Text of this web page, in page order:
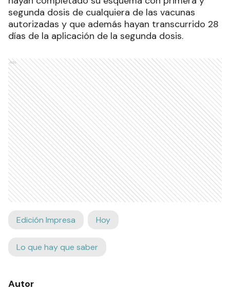
segunda dosis de cualquiera de las vacunas
autorizadas y que además hayan transcurrido 28
días de la aplicación de la segunda dosis.
Ads
Edición Impresa Hoy
Lo que hay que saber
Autor